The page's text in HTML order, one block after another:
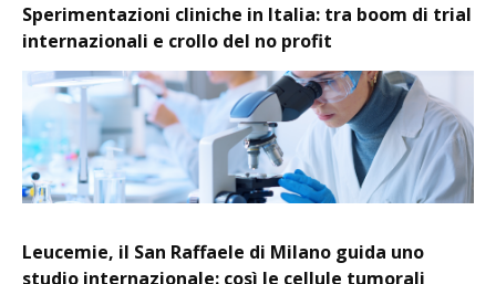
Sperimentazioni cliniche in Italia: tra boom di trial
internazionali e crollo del no profit
Leucemie, il San Raffaele di Milano guida uno
studio internazionale: così le cellule tumorali